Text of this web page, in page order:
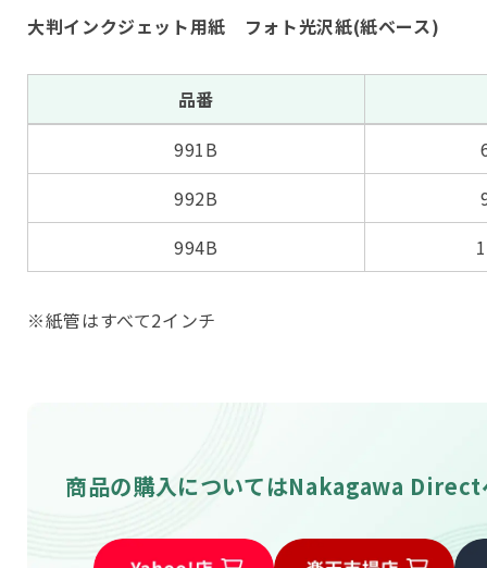
大判インクジェット用紙 フォト光沢紙(紙ベース)
品番
991B
992B
994B
※紙管はすべて2インチ
商品の購入についてはNakagawa Direct